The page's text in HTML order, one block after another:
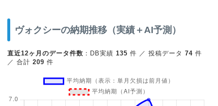
ヴォクシーの納期推移（実績＋AI予測）
直近12ヶ月のデータ件数 ：DB実績 135 件 ／ 投稿データ 74 件
／ 合計 209 件